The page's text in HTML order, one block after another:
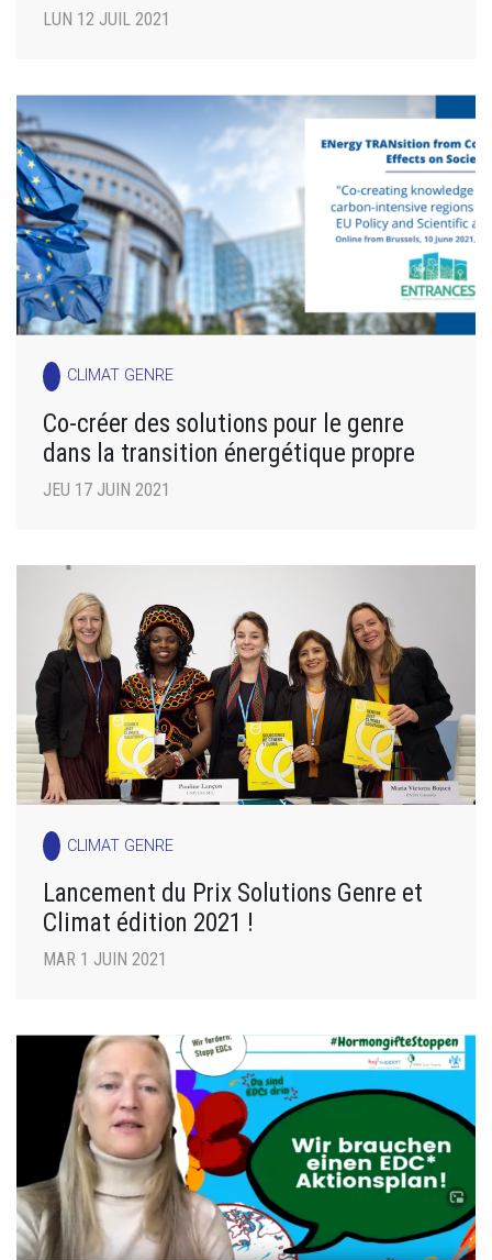
LUN 12 JUIL 2021
CLIMAT GENRE
Co-créer des solutions pour le genre
dans la transition énergétique propre
JEU 17 JUIN 2021
CLIMAT GENRE
Lancement du Prix Solutions Genre et
Climat édition 2021 !
MAR 1 JUIN 2021